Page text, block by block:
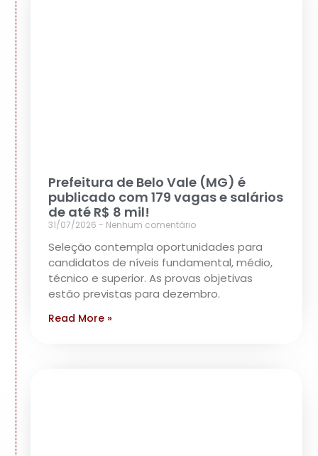
Prefeitura de Belo Vale (MG) é
publicado com 179 vagas e salários
de até R$ 8 mil!
31/07/2026 Nenhum comentário
Seleção contempla oportunidades para
candidatos de níveis fundamental, médio,
técnico e superior. As provas objetivas
estão previstas para dezembro.
Read More »